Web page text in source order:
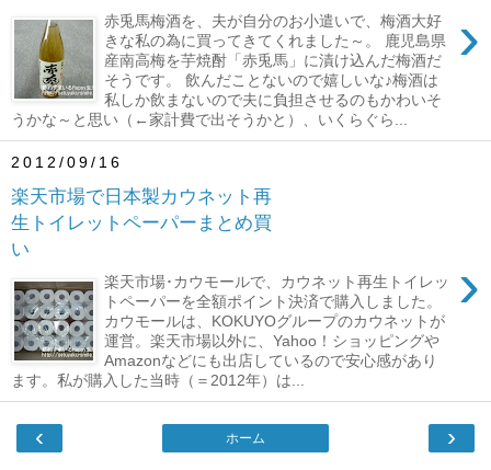
›
赤兎馬梅酒を、夫が自分のお小遣いで、梅酒大好
きな私の為に買ってきてくれました～。 鹿児島県
産南高梅を芋焼酎「赤兎馬」に漬け込んだ梅酒だ
そうです。 飲んだことないので嬉しいな♪梅酒は
私しか飲まないので夫に負担させるのもかわいそ
うかな～と思い（←家計費で出そうかと）、いくらぐら...
2012/09/16
楽天市場で日本製カウネット再
生トイレットペーパーまとめ買
い
›
楽天市場･カウモールで、カウネット再生トイレッ
トペーパーを全額ポイント決済で購入しました。
カウモールは、KOKUYOグループのカウネットが
運営。楽天市場以外に、Yahoo！ショッピングや
Amazonなどにも出店しているので安心感があり
ます。私が購入した当時（＝2012年）は...
‹ ›
ホーム